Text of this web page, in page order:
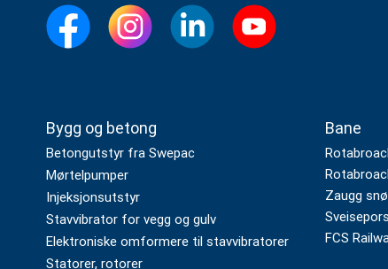
Bygg og betong
Betongutstyr fra Swepac
Mørtelpumper
Injeksjonsutstyr
Stavvibrator for vegg og gulv
Elektroniske omformere til stavvibratorer
Statorer, rotorer
Bane
Zaugg
FCS